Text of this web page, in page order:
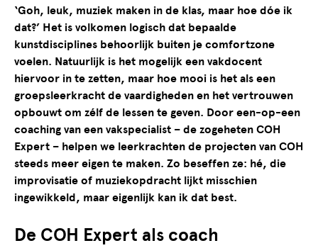
‘Goh, leuk, muziek maken in de klas, maar hoe dóe ik
dat?’ Het is volkomen logisch dat bepaalde
kunstdisciplines behoorlijk buiten je comfortzone
voelen. Natuurlijk is het mogelijk een vakdocent
hiervoor in te zetten, maar hoe mooi is het als een
groepsleerkracht de vaardigheden en het vertrouwen
opbouwt om zélf de lessen te geven. Door een-op-een
coaching van een vakspecialist – de zogeheten COH
Expert – helpen we leerkrachten de projecten van COH
steeds meer eigen te maken. Zo beseffen ze: hé, die
improvisatie of muziekopdracht lijkt misschien
ingewikkeld, maar eigenlijk kan ik dat best.
De COH Expert als coach